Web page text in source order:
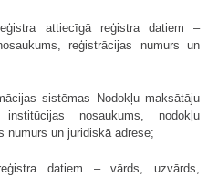
attiecīgā reģistra datiem –
reģistrācijas numurs un
sistēmas Nodokļu maksātāju
nosaukums, nodokļu
numurs un juridiskā adrese;
datiem – vārds, uzvārds,